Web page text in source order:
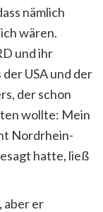
nämlich
wären.
und ihr
USA und der
der schon
wollte: Mein
Nordrhein-
hatte, ließ
aber er